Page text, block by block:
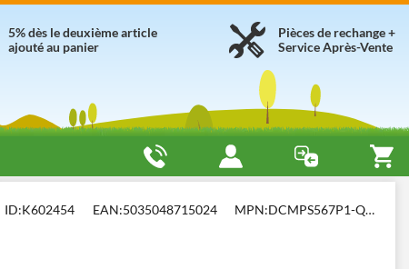
Pièces de rechange +
Service Après-Vente
5% dès le deuxième article
ajouté au panier
ID:K602454 EAN:5035048715024 MPN: DCMPS567P1-QW